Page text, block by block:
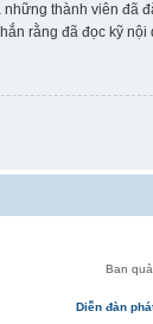
thành viên
rằng đã đọc kỹ
Ban
Diễn đàn